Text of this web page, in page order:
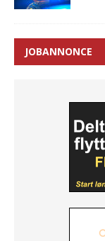
JOBANNONCE